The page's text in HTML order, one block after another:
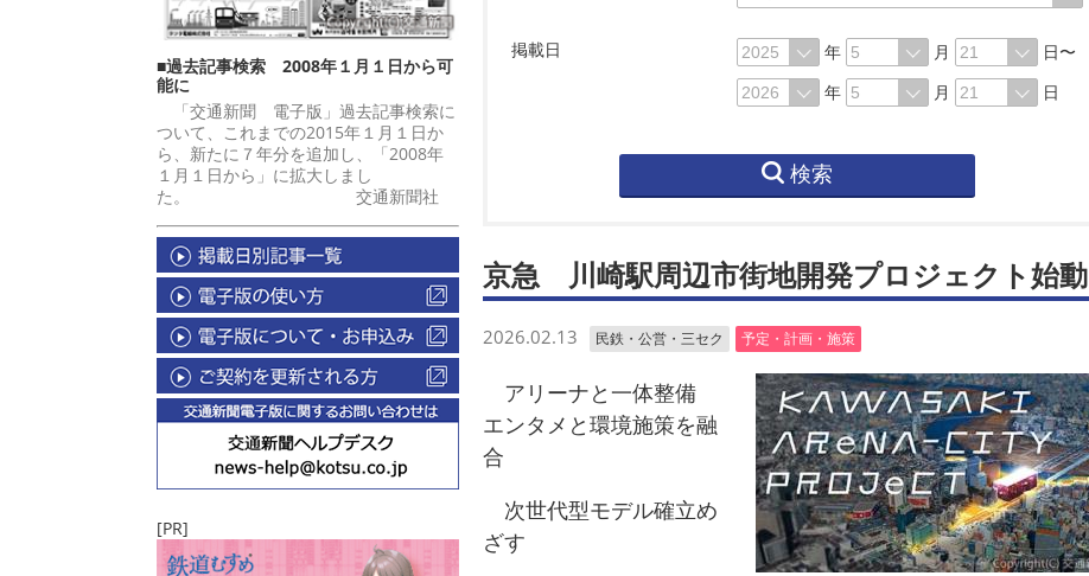
■過去記事検索 2008年１月１日から可
能に
「交通新聞 電子版」過去記事検索に
ついて、これまでの2015年１月１日か
ら、新たに７年分を追加し、「2008年
１月１日から」に拡大しまし
た。 交通新聞社
[PR]
掲載日 年 月
日〜
年
月 日
検索
京急 川崎駅周辺市街地開発プロジェクト始動
2026.02.13 民鉄・公営・三セク 予定・計画・施策
アリーナと一体整備
エンタメと環境施策を融
合
次世代型モデル確立め
ざす